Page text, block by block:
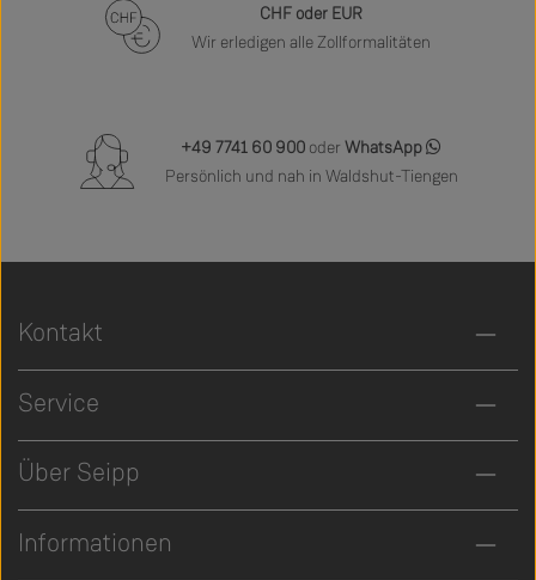
CHF oder EUR
Wir erledigen alle Zollformalitäten
+49 7741 60 900 oder WhatsApp
Persönlich und nah in Waldshut-Tiengen
Kontakt
Service
Über Seipp
Informationen